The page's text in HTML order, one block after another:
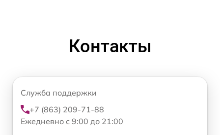
Контакты
Служба поддержки
+7 (863) 209-71-88
Ежедневно с 9:00 до 21:00